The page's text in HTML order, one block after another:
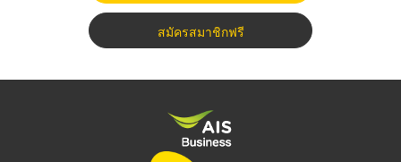
สมัครสมาชิกฟรี